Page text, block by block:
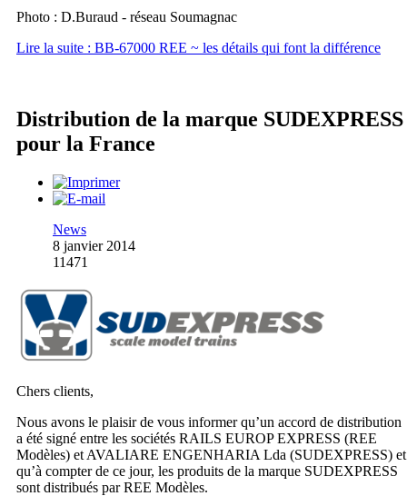
Photo : D.Buraud - réseau Soumagnac
Lire la suite : BB-67000 REE ~ les détails qui font la différence
Distribution de la marque SUDEXPRESS
pour la France
News
8 janvier 2014
11471
Chers clients,
Nous avons le plaisir de vous informer qu’un accord de distribution
a été signé entre les sociétés RAILS EUROP EXPRESS (REE
Modèles) et AVALIARE ENGENHARIA Lda (SUDEXPRESS) et
qu’à compter de ce jour, les produits de la marque SUDEXPRESS
sont distribués par REE Modèles.